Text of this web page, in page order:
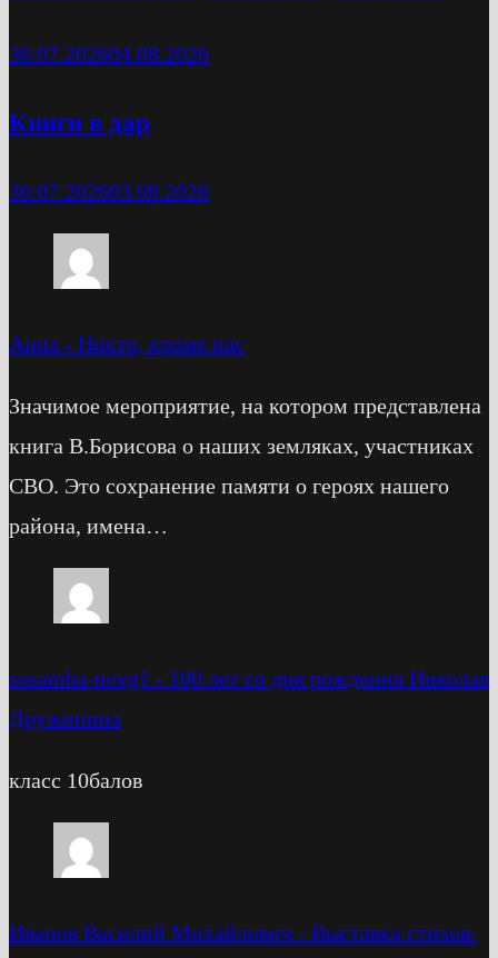
30.07.202604.08.2026
Книги в дар
30.07.202603.08.2026
Анна - Никто, кроме нас
Значимое мероприятие, на котором представлена
книга В.Борисова о наших земляках, участниках
СВО. Это сохранение памяти о героях нашего
района, имена…
sosamba-novg1 - 100 лет со дня рождения Николая
Дружинина
класс 10балов
Иванов Василий Михайлович - Выставка стихов-